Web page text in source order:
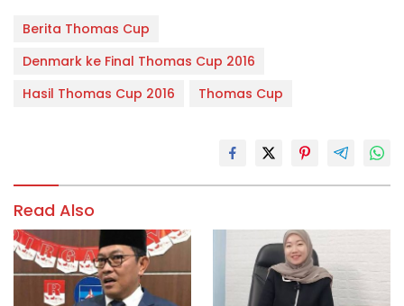
Berita Thomas Cup
Denmark ke Final Thomas Cup 2016
Hasil Thomas Cup 2016
Thomas Cup
Read Also